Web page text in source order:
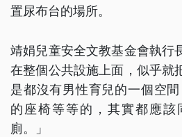
置尿布台的場所。
靖娟兒童安全文教基金會執行
在整個公共設施上面，似乎就
是都沒有男性育兒的一個空
的座椅等等的，其實都應該
廁。」